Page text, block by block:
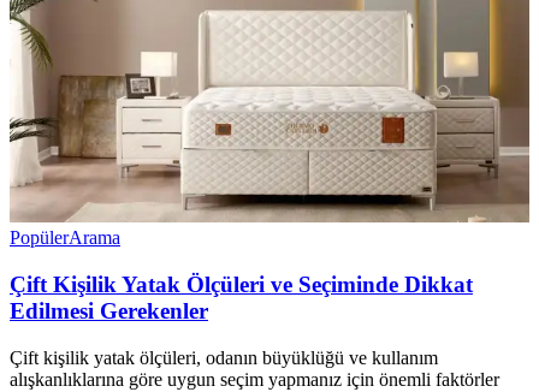
PopülerArama
Çift Kişilik Yatak Ölçüleri ve Seçiminde Dikkat
Edilmesi Gerekenler
Çift kişilik yatak ölçüleri, odanın büyüklüğü ve kullanım
alışkanlıklarına göre uygun seçim yapmanız için önemli faktörler